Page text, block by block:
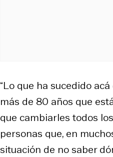
“Lo que ha sucedido
más de 80 años que
que cambiarles todos
personas que, en
situación de no saber